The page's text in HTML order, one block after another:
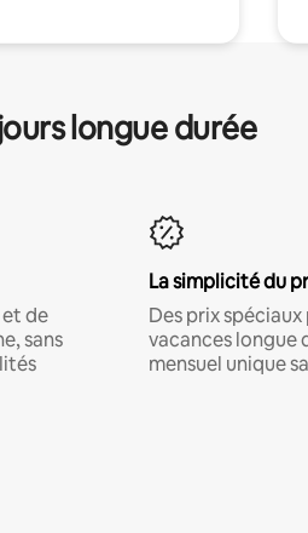
longue durée
de
sans
La simplicité du
Des prix
vacances longue
mensuel unique